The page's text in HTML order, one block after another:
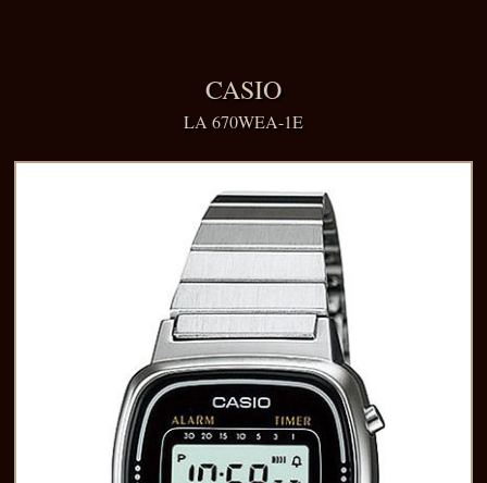
CASIO
LA 670WEA-1E